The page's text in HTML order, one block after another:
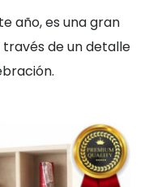
año, es una gran
de un detalle